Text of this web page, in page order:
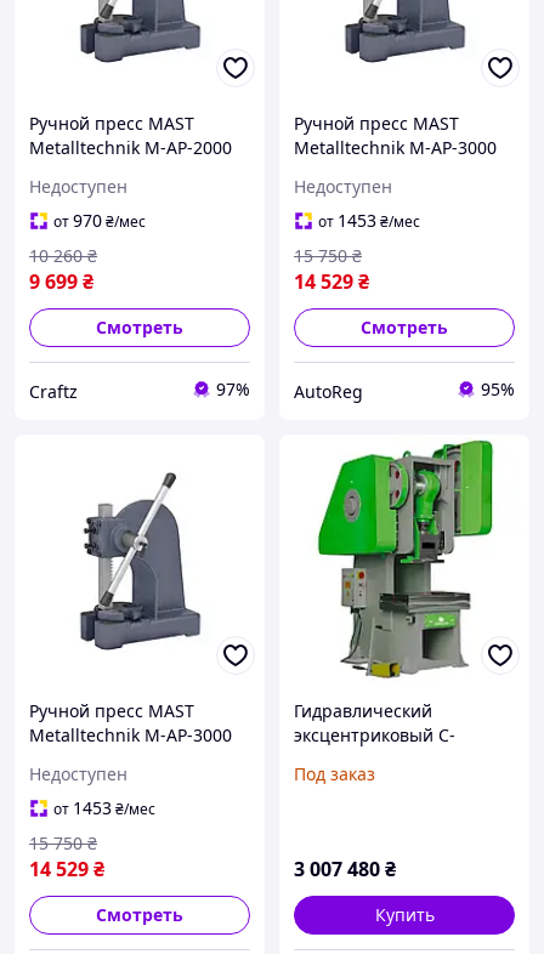
Ручной пресс MAST
Metalltechnik M-AP-2000
Недоступен
от970₴/мес
9 699₴
10 260 ₴
Смотреть
Craftz 97%
Ручной пресс MAST
Metalltechnik M-AP-3000
Недоступен
от 1453₴/мес
14 529₴
15 750 ₴
Смотреть
AutoReg 95%
Ручной пресс MAST
Metalltechnik M-AP-3000
Недоступен
от 1453₴/мес
14 529₴
15 750 ₴
Смотреть
Гидравлический
эксцентриковый С-
Под заказ
3 007 480₴
Купить